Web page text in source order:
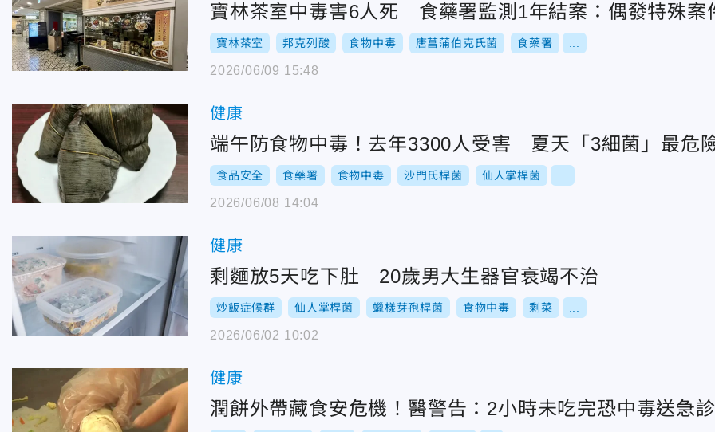
寶林茶室中毒害6人死 食藥署監測1年結案：偶發特殊案
寶林茶室 邦克列酸 食物中毒 唐菖蒲伯克氏菌 食藥署
2026/06/09 15:48
健康
端午防食物中毒！去年3300人受害 夏天「3細菌」最危
食品安全 食藥署 食物中毒 沙門氏桿菌 仙人掌桿菌
2026/06/08 14:04
健康
剩麵放5天吃下肚 20歲男大生器官衰竭不治
炒飯症候群 仙人掌桿菌 蠟樣芽孢桿菌 食物中毒 剩菜
2026/06/02 10:02
健康
潤餅外帶藏食安危機！醫警告：2小時未吃完恐中毒送急診